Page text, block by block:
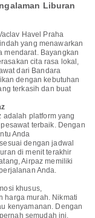
Liburan
Havel Praha
yang menawarkan
mendarat. Bayangkan
cita rasa lokal,
dari Bandara
dengan kebutuhan
terkasih dan buat
adalah platform yang
terbaik. Dengan
Anda
dengan jadwal
di menit terakhir
Airpaz memiliki
Anda.
khusus,
harga murah. Nikmati
kenyamanan. Dengan
semudah ini.